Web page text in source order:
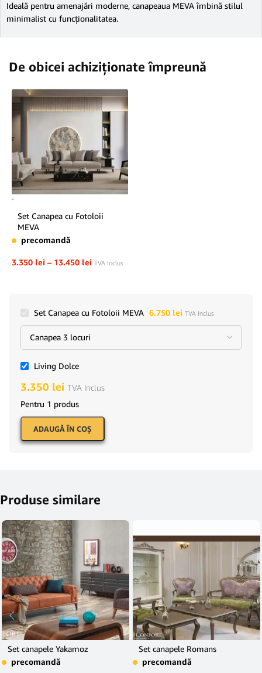
Ideală pentru amenajări moderne, canapeaua MEVA îmbină stilul
minimalist cu funcționalitatea.
De obicei achiziționate împreună
Set Canapea cu Fotoloii
MEVA
precomandă
3.350 lei – 13.450 lei TVA Inclus
Set Canapea cu Fotoloii MEVA 6.750 lei TVA Inclus
Living Dolce
3.350 lei TVA Inclus
Pentru 1 produs
ADAUGĂ ÎN COŞ
Produse similare
Set canapele Yakamoz
precomandă
Set canapele Romans
precomandă